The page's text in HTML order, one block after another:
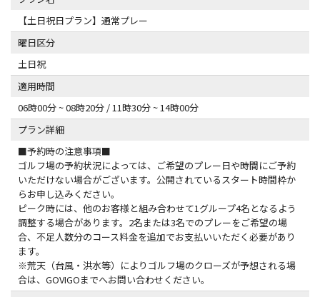
【土日祝日プラン】通常プレー
曜日区分
土日祝
適用時間
06時00分 ~ 08時20分 / 11時30分 ~ 14時00分
プラン詳細
■予約時の注意事項■
ゴルフ場の予約状況によっては、ご希望のプレー日や時間にご予約
いただけない場合がございます。公開されているスタート時間枠か
らお申し込みください。
ピーク時には、他のお客様と組み合わせて1グループ4名となるよう
調整する場合があります。2名または3名でのプレーをご希望の場
合、不足人数分のコース料金を追加でお支払いいただく必要があり
ます。
※荒天（台風・洪水等）によりゴルフ場のクローズが予想される場
合は、GOVIGOまでへお問い合わせください。